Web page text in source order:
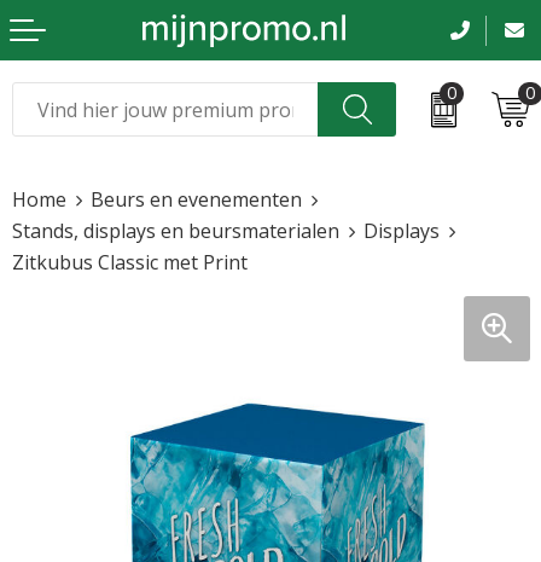
0 0
Kleding & caps
Sportkleding
Beurs en evenementen
Bloemen en planten
Sinterklaas
Voetbal, EK en WK
Home
Beurs en evenementen
Stands, displays en beursmaterialen
Displays
Zitkubus Classic met Print